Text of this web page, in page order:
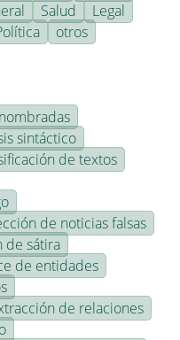
Salud
Legal
otros
sintáctico
de textos
de noticias falsas
de sátira
de entidades
de relaciones